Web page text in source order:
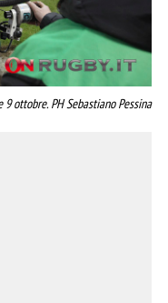
ottobre. PH Sebastiano Pessina